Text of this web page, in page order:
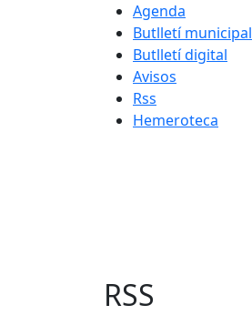
Agenda
Butlletí municipal
Butlletí digital
Avisos
Rss
Hemeroteca
RSS